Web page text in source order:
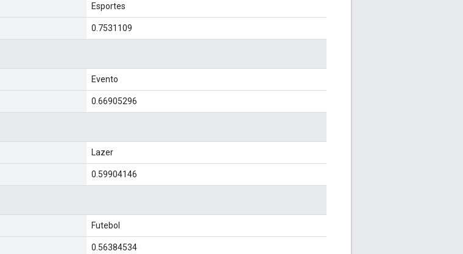
Esportes
0.7531109
Evento
0.66905296
Lazer
0.59904146
Futebol
0.56384534